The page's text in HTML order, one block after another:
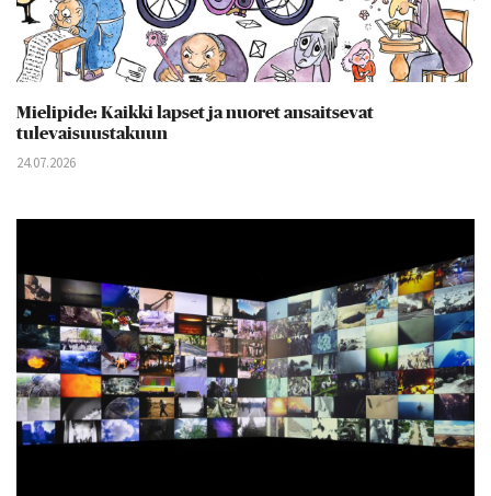
Mielipide: Kaikki lapset ja nuoret ansaitsevat
tulevaisuustakuun
24.07.2026